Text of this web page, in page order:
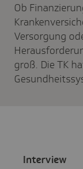
Ob
Versorgung
groß. Die TK
Inter­view